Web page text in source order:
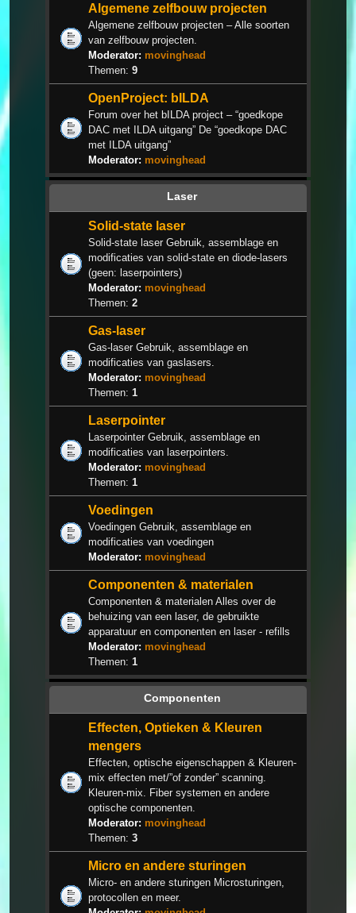
Algemene zelfbouw projecten
Algemene zelfbouw projecten – Alle soorten
van zelfbouw projecten.
Moderator: movinghead
Themen: 9
OpenProject: bILDA
Forum over het bILDA project – “goedkope
DAC met ILDA uitgang” De “goedkope DAC
met ILDA uitgang”
Moderator: movinghead
Laser
Solid-state laser
Solid-state laser Gebruik, assemblage en
modificaties van solid-state en diode-lasers
(geen: laserpointers)
Moderator: movinghead
Themen: 2
Gas-laser
Gas-laser Gebruik, assemblage en
modificaties van gaslasers.
Moderator: movinghead
Themen: 1
Laserpointer
Laserpointer Gebruik, assemblage en
modificaties van laserpointers.
Moderator: movinghead
Themen: 1
Voedingen
Voedingen Gebruik, assemblage en
modificaties van voedingen
Moderator: movinghead
Componenten & materialen
Componenten & materialen Alles over de
behuizing van een laser, de gebruikte
apparatuur en componenten en laser - refills
Moderator: movinghead
Themen: 1
Componenten
Effecten, Optieken & Kleuren
mengers
Effecten, optische eigenschappen & Kleuren-
mix effecten met/”of zonder” scanning.
Kleuren-mix. Fiber systemen en andere
optische componenten.
Moderator: movinghead
Themen: 3
Micro en andere sturingen
Micro- en andere sturingen Microsturingen,
protocollen en meer.